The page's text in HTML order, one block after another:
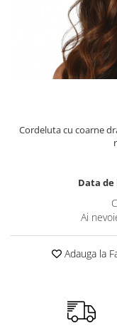
Suflatori si Coifuri
Petrecere Star Wars
Petrecere Super Mario
Petrecere Supereroi
Petreceri Fete
Petrecere Buburuza
Petrecere Frozen
Petrecere Lovely Swan
Petrecere Mica Sirena
Petrecere Pisicute
Petreceri Adulti
Cordeluta cu coarne
Data
Ai
Adauga la